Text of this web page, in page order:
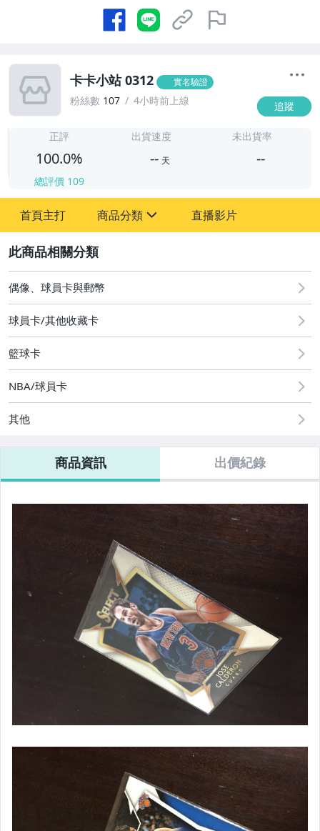
卡卡小站 0312 實名驗證
粉絲數 107 4小時前上線 追蹤
正評
100.0%
總評價 109
出貨速度
-- 天
未出貨率
--
首頁主打 商品分類
偶像、球員卡與郵幣
直播影片
偶像、球員卡與郵幣
球員卡/其他收藏卡
籃球卡
NBA/球員卡
其他
商品資訊 出價紀錄